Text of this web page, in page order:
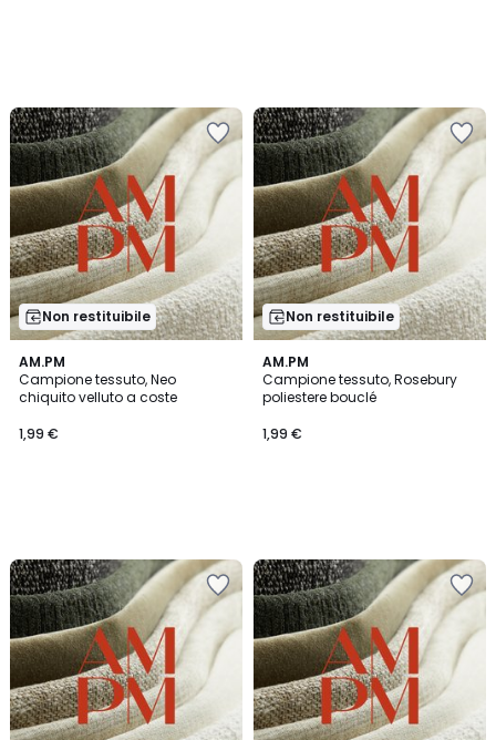
Non restituibile
AM.PM
Campione tessuto, Neo
chiquito velluto a coste
1,99 €
Non restituibile
AM.PM
Campione tessuto, Rosebury
poliestere bouclé
1,99 €